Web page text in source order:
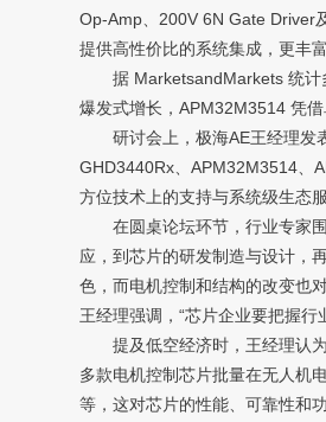
Op-Amp、200V 6N Gate Driver
提供高性价比的系统集成，更丰
据 MarketsandMarkets 统计多
爆发式增长，APM32M3514 凭
研讨会上，极海AE王经理发表
GHD3440Rx、APM32M3514、
方位技术上的支持与系统级生态服
在圆桌论坛环节，行业专家围
应，到芯片的研发制造与设计，
色，而电机控制和结构的改变也
王经理强调，“芯片企业要把握
提及低空经济时，王经理认为
多款电机控制芯片批量在无人机
等，这对芯片的性能、可靠性和